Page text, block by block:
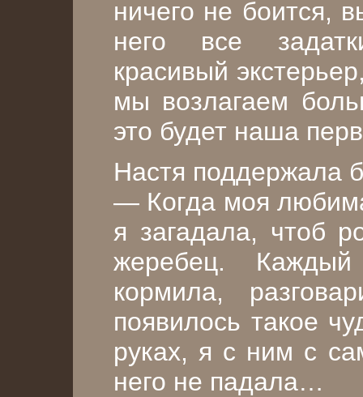
ничего не боится,
него все
красивый
мы возлагаем
это будет наша
Настя поддержала
— Когда моя
я загадала, чтоб
жеребец.
кормила,
появилось такое
руках, я с ним с
него не падала…